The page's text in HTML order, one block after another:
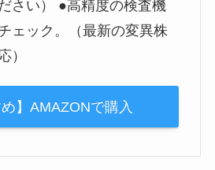
さい） ●高精度の検査機
ェック。（最新の変異株
）
め】AMAZONで購入